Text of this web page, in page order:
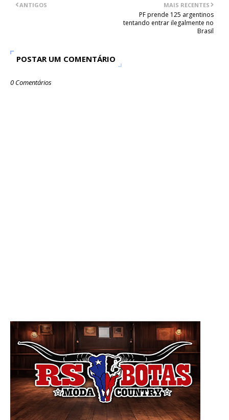
MAIS RECENTES
PF prende 125 argentinos
tentando entrar ilegalmente no
Brasil
ANTIGOS
POSTAR UM COMENTÁRIO
0 Comentários